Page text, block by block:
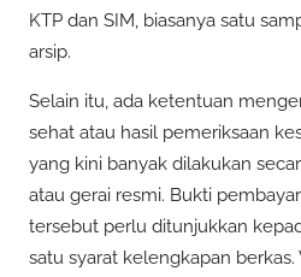
KTP dan SIM, biasanya satu
arsip.
Selain itu, ada ketentuan
sehat atau hasil pemeriksaan
yang kini banyak dilakukan
atau gerai resmi. Bukti
tersebut perlu ditunjukkan
satu syarat kelengkapan berkas.